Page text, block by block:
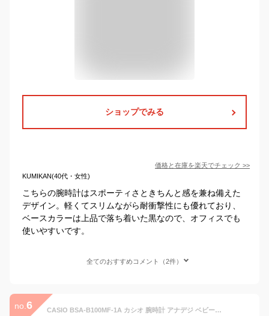
ショップでみる
価格と在庫を楽天でチェック >>
KUMIKAN(40代・女性)
こちらの腕時計はスポーティさときちんと感を兼ね備えた
デザイン。軽くてスリムながら耐衝撃性にも優れており、
ベースカラーは上品で落ち着いた黒なので、オフィスでも
使いやすいです。
全てのおすすめコメント（2件）
no. 6 CASIO BSA-B100MF-1A カシオ 腕時計 アナデジ ベビーG BABY-G レディース ブラック ピンクゴールド カジュアル